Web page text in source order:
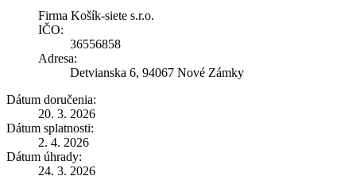
Firma Košík-siete s.r.o.
IČO:
36556858
Adresa:
Detvianska 6, 94067 Nové Zámky
Dátum doručenia:
20. 3. 2026
Dátum splatnosti:
2. 4. 2026
Dátum úhrady:
24. 3. 2026